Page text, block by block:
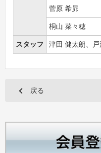
菅原 希昴
桐山 菜々穂
スタッフ 津田 健太朗、
戻る